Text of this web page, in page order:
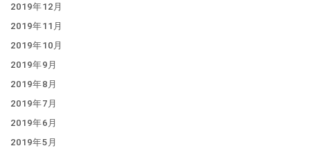
2019年12月
2019年11月
2019年10月
2019年9月
2019年8月
2019年7月
2019年6月
2019年5月